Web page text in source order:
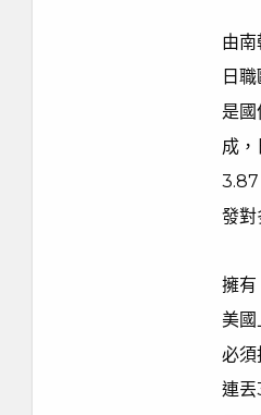
由
日
是
成
3.87
發對
擁有
美國
必須
連丟